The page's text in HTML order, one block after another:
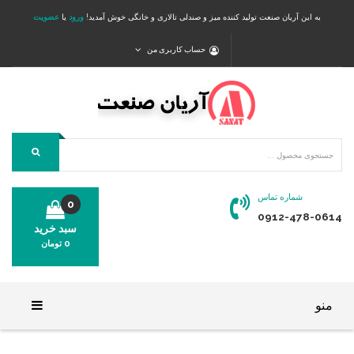
به این آریان صنعت تولید کننده میز و صندلی تالاری و خانگی خوش آمدید! ورود یا عضویت
حساب کاربری من
شماره تماس
0912-478-0614
سبد خرید
0
0 تومان
منو